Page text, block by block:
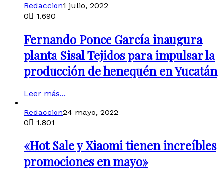
Redaccion1 julio, 2022
0
1.690
Fernando Ponce García inaugura
planta Sisal Tejidos para impulsar la
producción de henequén en Yucatán
Leer más...
Redaccion24 mayo, 2022
0
1.801
«Hot Sale y Xiaomi tienen increíbles
promociones en mayo»